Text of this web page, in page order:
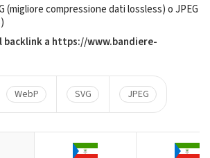
(migliore compressione dati lossless) o JPEG
backlink a https://www.bandiere-
WebP SVG JPEG